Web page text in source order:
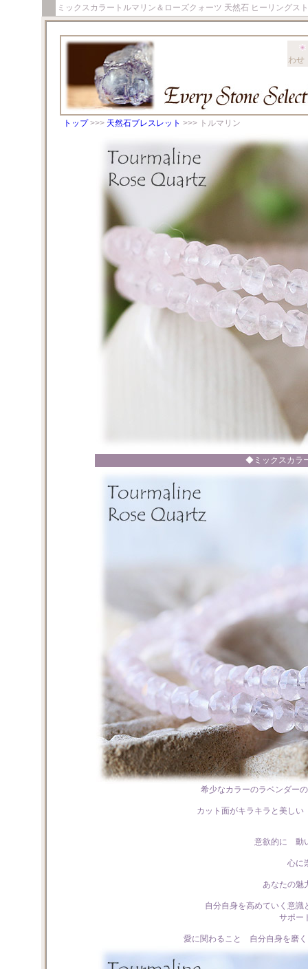
ミックスカラートルマリン＆ローズクォーツ 天然石 ヒーリング
わせ
トップ>>> 天然石ブレスレット >>> トルマリン
◆ミックスカラ
希少なカラーのラベンダー
カット面がキラキラと美し
意欲的に 動
心に
あなたの魅
自分自身を高めていく意
サポー
愛に関わること 自分自身を磨